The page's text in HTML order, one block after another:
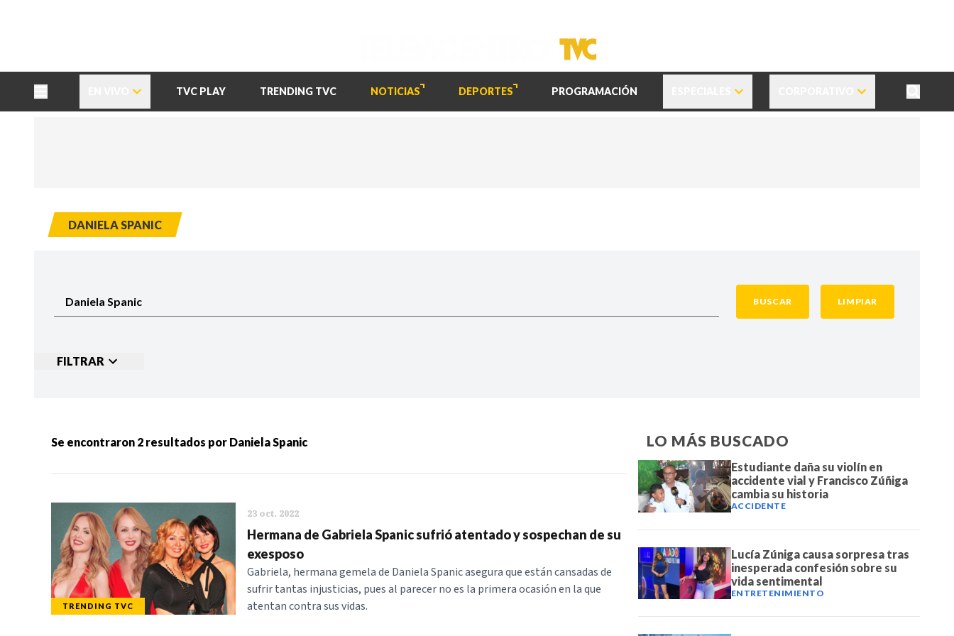
TVC PLAY TRENDING TVC NOTICIAS DEPORTES PROGRAMACIÓN
DANIELA SPANIC
BUSCAR LIMPIAR
FILTRAR
Categorias: NOTICIAS SERIES
Se encontraron 2 resultados por Daniela Spanic
TRENDING TVC
23 oct. 2022
Hermana de Gabriela Spanic sufrió atentado y sospechan de su
exesposo
Gabriela, hermana gemela de Daniela Spanic asegura que están cansadas de
sufrir tantas injusticias, pues al parecer no es la primera ocasión en la que
atentan contra sus vidas.
LO MÁS BUSCADO
Estudiante daña su violín en
accidente vial y Francisco Zúñiga
cambia su historia
ACCIDENTE
Lucía Zúniga causa sorpresa tras
inesperada confesión sobre su
vida sentimental
ENTRETENIMIENTO